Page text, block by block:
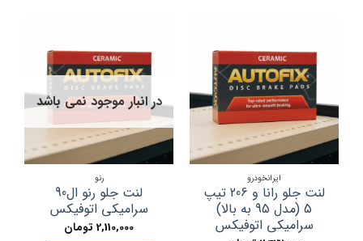
ایرانخودرو
لنت جلو رانا و 206 تیپ
5 (مدل 95 به بالا)
سرامیکی اتوفیکس
در انبار موجود نمی باشد
لنت جلو رنو ال90
سرامیکی اتوفیکس
2,110,000تومان